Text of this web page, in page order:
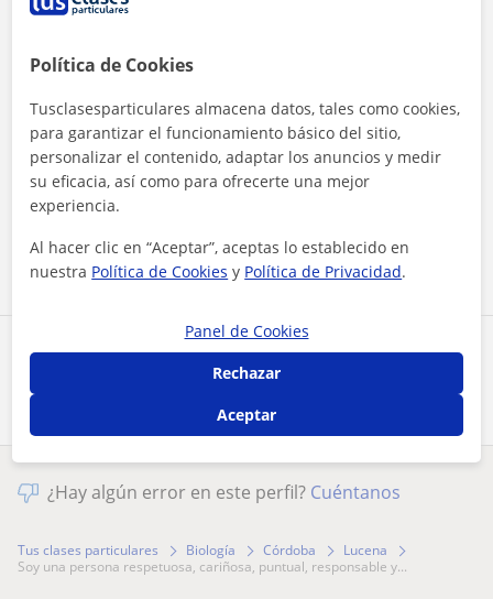
Comparte a este profesor
Al hacer clic, aceptas nuestroaviso legal y de privacidad
Contactar ahora
¿Hay algún error en este perfil? Cuéntanos
Tus clases particulares Biología Córdoba
Lucena
soy una persona respetuosa, cariñosa, puntual, responsable y...
Política de Cookies
Tusclasesparticulares almacena datos, tales como cookies,
para garantizar el funcionamiento básico del sitio,
personalizar el contenido, adaptar los anuncios y medir
su eficacia, así como para ofrecerte una mejor
experiencia.
Al hacer clic en “Aceptar”, aceptas lo establecido en
nuestra Política de Cookies y Política de Privacidad.
Panel de Cookies
Rechazar
Aceptar